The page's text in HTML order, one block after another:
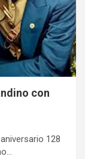
con
128